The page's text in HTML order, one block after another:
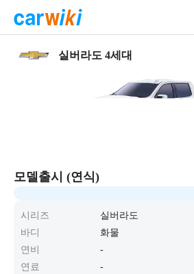
실버라도 4세대
모델출시 (연식)
시리즈
실버라도
바디
화물
연비
-
연료
-